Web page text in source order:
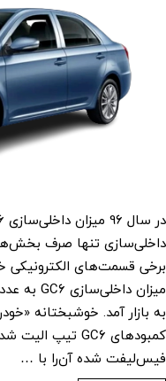
داخلی‌سازی تنها صرف
به بازار آمد. خوشبختانه
فیس‌لیفت شده آن‌را با …